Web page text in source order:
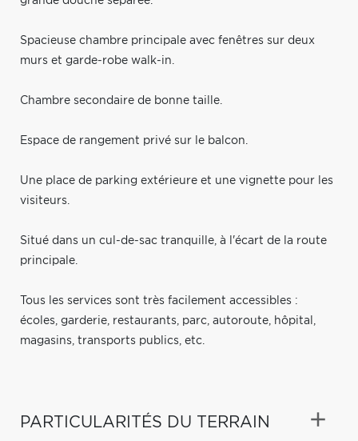
Spacieuse chambre principale avec fenêtres sur deux
murs et garde-robe walk-in.
Chambre secondaire de bonne taille.
Espace de rangement privé sur le balcon.
Une place de parking extérieure et une vignette pour les
visiteurs.
Situé dans un cul-de-sac tranquille, à l'écart de la route
principale.
Tous les services sont très facilement accessibles :
écoles, garderie, restaurants, parc, autoroute, hôpital,
magasins, transports publics, etc.
PARTICULARITÉS DU TERRAIN